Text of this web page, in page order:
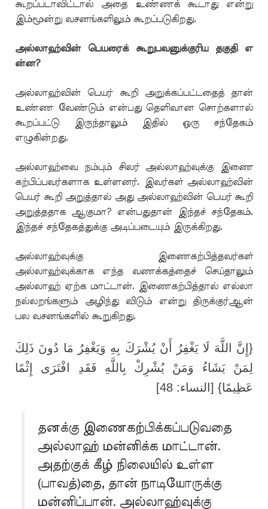
கூறப்படாவிட்டால் அதை உண்ணக் கூடாது என்று
இம்மூன்று வசனங்களிலும் கூறப்படுகிறது.
அல்லாஹ்வின் பெயரைக் கூறுபவனுக்குரிய தகுதி
எ
ன்ன?
அல்லாஹ்வின் பெயர் கூறி அறுக்கப்பட்டதைத் தான்
உண்ண வேண்டும் என்பது தெளிவான சொற்களால்
கூறப்பட்டு இருந்தாலும் இதில் ஒரு சந்தேகம்
எழுகின்றது.
அல்லாஹ்வை நம்பும் சிலர் அல்லாஹ்வுக்கு இணை
கற்பிப்பவர்களாக உள்ளனர். இவர்கள் அல்லாஹ்வின்
பெயர் கூறி அறுத்தால் அது அல்லாஹ்வின் பெயர் கூறி
அறுத்ததாக ஆகுமா? என்பதுதான் இந்தச் சந்தேகம்.
இந்தச் சந்தேகத்துக்கு அடிப்படையும் இருக்கிறது.
அல்லாஹ்வுக்கு இணைகற்பித்தவர்கள்
அல்லாஹ்வுக்காக எந்த வணக்கத்தைச் செய்தாலும்
அல்லாஹ் ஏற்க மாட்டான். இணைகற்பித்தால் எல்லா
நல்லறங்களும் அழிந்து விடும் என்று திருக்குர்ஆன்
பல வசனங்களில் கூறுகிறது.
{إِنَّ اللَّهَ لَا يَغْفِرُ أَنْ يُشْرَكَ بِهِ وَيَغْفِرُ مَا دُونَ ذَلِكَ
لِمَنْ يَشَاءُ وَمَنْ يُشْرِكْ بِاللَّهِ فَقَدِ افْتَرَى إِثْمًا
عَظِيمًا} [النساء: 48]
தனக்கு இணைகற்பிக்கப்படுவதை
அல்லாஹ் மன்னிக்க மாட்டான்.
அதற்குக் கீழ் நிலையில் உள்ள
(பாவத்)தை, தான் நாடியோருக்கு
மன்னிப்பான். அல்லாஹ்வுக்கு